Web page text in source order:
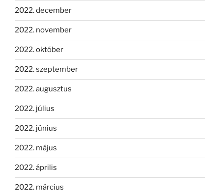
2022. december
2022. november
2022. október
2022. szeptember
2022. augusztus
2022. július
2022. június
2022. május
2022. április
2022. március